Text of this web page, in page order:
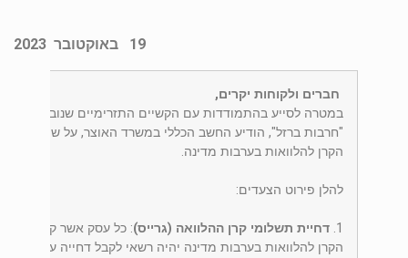
19 באוקטובר 2023
חברים ולקוחות יקרים,
במטרה לסייע בהתמודדות עם הקשיים התזרימיים שנובעים
"חרבות ברזל", הודיע החשב הכללי במשרד האוצר, על שורת
הקרן להלוואות בערבות מדינה.
להלן פירוט הצעדים:
1. דחיית תשלומי קרן ההלוואה (גרייס): כל עסק אשר קיבל
הקרן להלוואות בערבות מדינה יהיה רשאי לקבל דחייה על